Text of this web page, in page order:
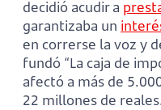
decidió acudir a
garantizaba un
en correrse la voz y
fundó “La caja de
afectó a más de
22 millones de